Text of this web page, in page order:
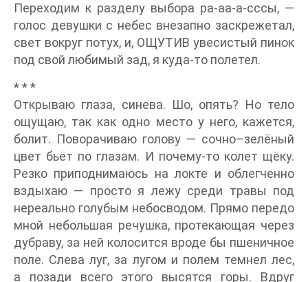
Переходим к разделу выбора ра-аа-а-сссы, —
голос девушки с небес внезапно заскрежетал,
свет вокруг потух, и, ОЩУТИВ увесистый пинок
под свой любимый зад, я куда-то полетел.
* * *
Открываю глаза, синева. Шо, опять? Но тело
ощущаю, так как одно место у него, кажется,
болит. Поворачиваю голову — сочно–зелёный
цвет бьёт по глазам. И почему-то колет щёку.
Резко приподнимаюсь на локте и облегченно
вздыхаю — просто я лежу среди травы под
нереально голубым небосводом. Прямо передо
мной небольшая речушка, протекающая через
дубраву, за ней колосится вроде бы пшеничное
поле. Слева луг, за лугом и полем темнел лес,
а позади всего этого высятся горы. Вдруг